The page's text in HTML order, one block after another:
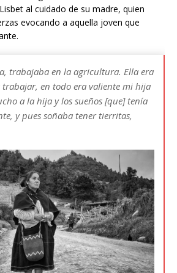
al cuidado de su madre, quien
evocando a aquella joven que
trabajaba en la agricultura. Ella era
en todo era valiente mi hija
a la hija y los sueños [que] tenía
y pues soñaba tener tierritas,